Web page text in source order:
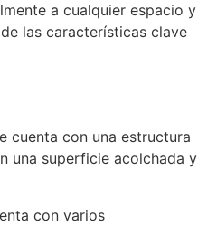
a cualquier espacio y
las características clave
cuenta con una estructura
una superficie acolchada y
con varios